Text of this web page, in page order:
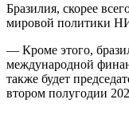
Бразилия, скорее
мировой политики
— Кроме этого,
международной
также будет
втором полугодии